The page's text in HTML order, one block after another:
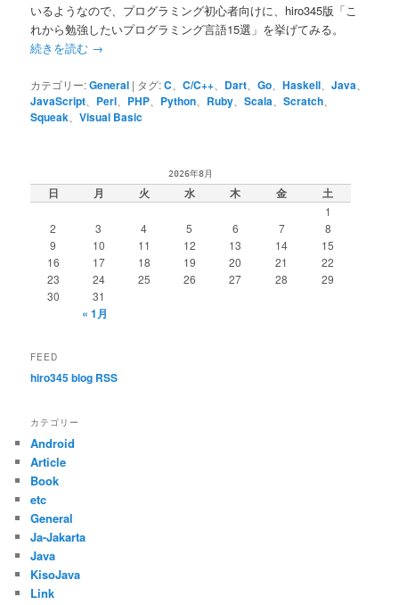
いるようなので、プログラミング初心者向けに、hiro345版「こ
れから勉強したいプログラミング言語15選」を挙げてみる。
続きを読む →
カテゴリー:General | タグ:C 、C/C++ Dart 、Go 、Haskell 、Java
JavaScript Perl PHP Python Ruby 、Scala 、Scratch
Squeak 、Visual Basic
2026年8月
日 月 火 水 木 金 土
1
2
3 4 5 6 7
8
9
10 11 12 13 14
15
16
17 18 19 20 21
22
23
24 25 26 27 28
29
30
31
« 1月
FEED
hiro345 blog RSS
カテゴリー
Android
Article
Book
etc
General
Ja-Jakarta
Java
KisoJava
Link